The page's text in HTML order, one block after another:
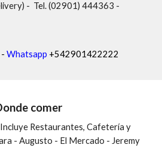
-  Tel. (02901) 444363 -
- Whatsapp +542901422222
comer
Restaurantes, Cafetería y
- Augusto - El Mercado - Jeremy